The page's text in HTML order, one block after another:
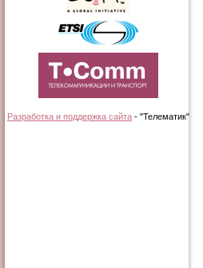
Разработка и поддержка сайта - "Телематик"